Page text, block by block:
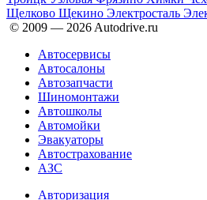
Щелково Щекино Электросталь
© 2009 — 2026 Autodrive.ru
Автосервисы
Автосалоны
Автозапчасти
Шиномонтажи
Автошколы
Автомойки
Эвакуаторы
Автострахование
АЗС
Авторизация